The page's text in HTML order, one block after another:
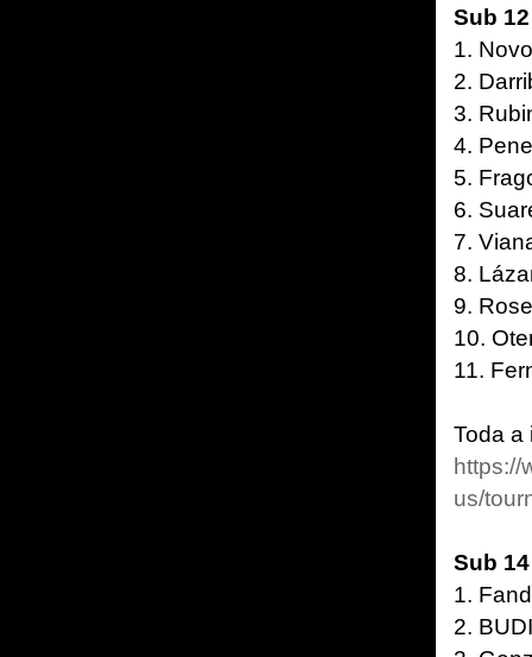
Sub 12
1.
2.
3.
4.
5.
6.
7.
8.
9.
10.
11.
Toda a
https://
us/
Sub 14
1.
2.